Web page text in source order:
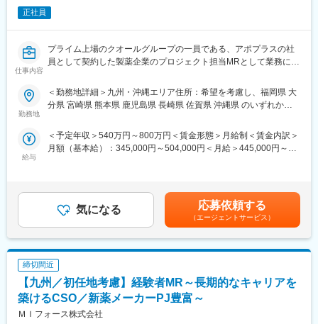
クラクトMR』。配属期間は平均2～3年程。
新薬案件を中心にプロジェクトが豊富にあり、成長機会が広がり
ます。
■豊富なキャリアパス
内でキャリアチェンジして活躍している社員も多数います。
■安心の研修体制：
・入社から3か月間：座学研修（導入教育）のみ
└医薬品や医療業界、営業方法についての知識を身につけます。
・導入教育終了後は、Web講義、e-Learning、集合研修を組み合
わせて行う、MR認定試験に100％を担保する対策講座がありま
・現場配属後も月1回以上の面談を設けており、成果を出すための
フォロー体制を整えております。
営業職が目指せます。
にくく、安定した売上を誇っています。
・当社は、東証プライム上場以来、10期連続で増収中のクオール
グループに属しており、主力事業を担っています。
＜社会貢献度の高さ＞
自身の売上・営業活動が患者さんのQOLの向上や病気から救うこ
とに繋がるため、やりがいをもって営業できます。
＜頑張りは適切に評価＞
成果に応じた評価制度が整っており、頑張り次第で大幅な年収UP
正社員
仕事内容
プライム上場のクオールグループの一員である、アポプラスの社
員として契約した製薬企業のプロジェクト担当MRとして業務に従
メーカーなどプロジェクトは多岐に渡りますので、今までの経験
を活かせる環境が整っています。
■営業スタイル：担当エリアの医療機関（開業医、病院）を訪問し
用情報を収集を行っていただきます。
・新薬のプロモーション
※プロジェクトマネージャー、スーパーバイザー(SV)より、日々の
活動についてフォローを受けられる環境です。全国にSVを配置
し、素早くフォローができる体制をとっています。
■キャリアパス：コントラクトMRとしての働き方以外にも、スキ
ルアップを図りプロジェクトマネージャー等のマネジメント業
務、あるいは本社スタッフとしてMR経験を活かした業務に就くな
どのキャリアパスもございます。
■特徴：
(1)充実した教育体制：
・製品研修（約2週間～2ヶ月、プロジェクトによる）：入社オリ
勤務地
＜勤務地詳細＞九州・沖縄エリア住所：希望を考慮し、福岡県 大
分県 宮崎県 熊本県 鹿児島県 長崎県 佐賀県 沖縄県 のいずれかに
定める事業所（リモートワーク含む）
給与
＜予定年収＞540万円～800万円＜賃金形態＞月給制＜賃金内訳＞
月額（基本給）：345,000円～504,000円＜月給＞445,000円～
す。※その他の手当は「待遇・福利厚生」欄をご参照ください。昇
給：年1回★頑張りに応じて年収UP★赴任先の評価次第で大幅に
年収をUPできます。（年2回業績給改定）賃金はあくまでも目安
の金額であり、選考を通じて上下する可能性があります。月給(月
額)は固定手当を含めた表記です。
気になる 応募依頼する
（エージェントサービス）
締切間近
【九州／初任地考慮】経験者MR～長期的なキャリアを
築けるCSO／新薬メーカーPJ豊富～
ＭＩフォース株式会社